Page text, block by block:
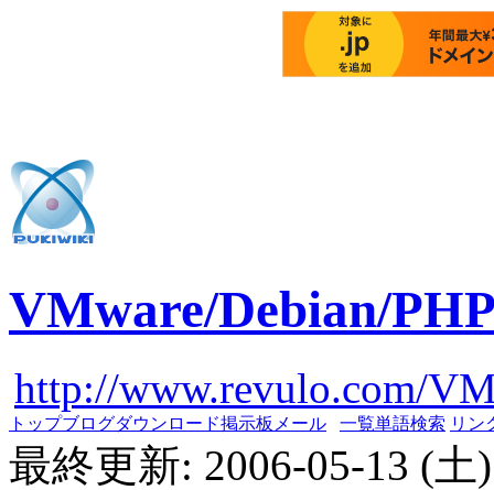
VMware/Debian/
http://www.revulo.com/
トップブログダウンロード掲示板 メール 一覧単語検索 リン
最終更新: 2006-05-13 (土